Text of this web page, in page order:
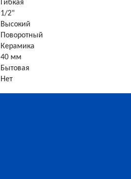
Гибкая
1/2"
Высокий
Поворотный
Керамика
40 мм
Бытовая
Нет